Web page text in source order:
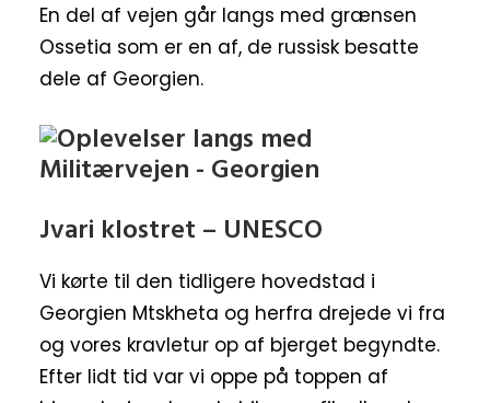
En del af vejen går langs med grænsen
Ossetia som er en af, de russisk besatte
dele af Georgien.
Jvari klostret – UNESCO
Vi kørte til den tidligere hovedstad i
Georgien Mtskheta og herfra drejede vi fra
og vores kravletur op af bjerget begyndte.
Efter lidt tid var vi oppe på toppen af